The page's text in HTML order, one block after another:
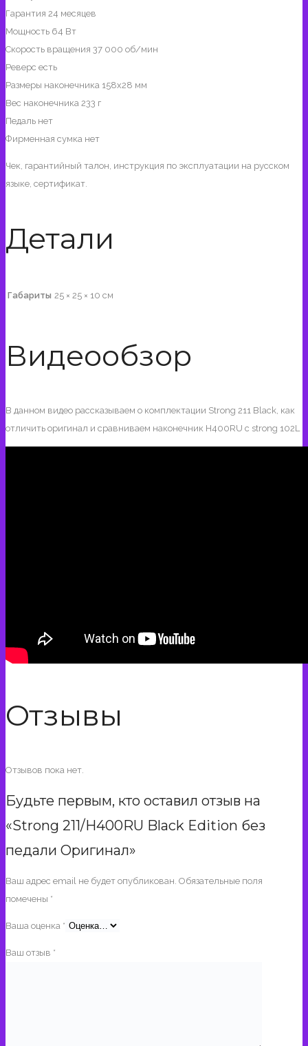
Гарантия 24 месяцев
Мощность 64 Вт
Скорость вращения 37 000 об/мин
Реверс есть
Размеры наконечника 158х28 мм
Вес наконечника 233 г
Педаль нет
Фирменная сумка нет
Чек, гарантийный талон, инструкция по эксплуатации на русском
языке, сертификат.
Детали
Габариты 25 × 25 × 10 см
Видеообзор
В данном видео рассказываем о комплектации Strong 211 Black, как
отличить оригинал и сравниваем наконечник H400RU с strong 102L
Отзывы
Отзывов пока нет.
Будьте первым, кто оставил отзыв на
«Strong 211/H400RU Black Edition без
педали Оригинал»
Ваш адрес email не будет опубликован. Обязательные поля
помечены *
Ваша оценка *
Ваш отзыв *